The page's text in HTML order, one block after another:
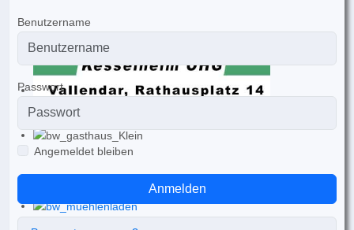
Benutzername
Passwort
Angemeldet bleiben
Anmelden